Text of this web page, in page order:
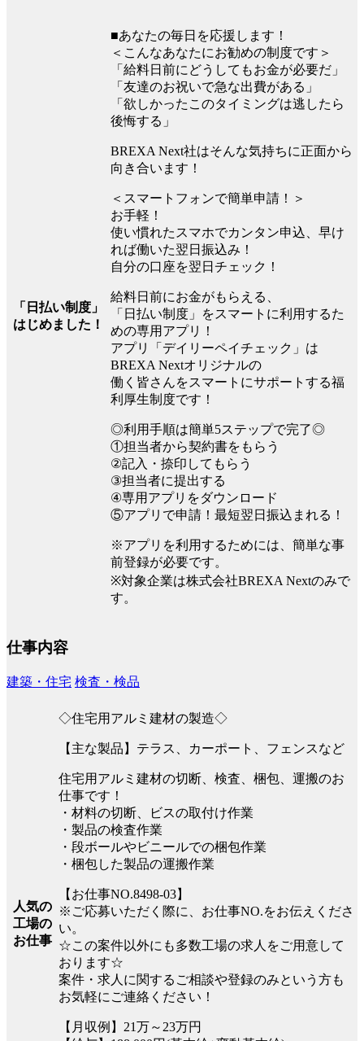
「日払い制度」
はじめました！
■あなたの毎日を応援します！
＜こんなあなたにお勧めの制度です＞
「給料日前にどうしてもお金が必要だ」
「友達のお祝いで急な出費がある」
「欲しかったこのタイミングは逃したら
後悔する」
BREXA Next社はそんな気持ちに正面から
向き合います！
＜スマートフォンで簡単申請！＞
お手軽！
使い慣れたスマホでカンタン申込、早け
れば働いた翌日振込み！
自分の口座を翌日チェック！
給料日前にお金がもらえる、
「日払い制度」をスマートに利用するた
めの専用アプリ！
アプリ「デイリーペイチェック」は
BREXA Nextオリジナルの
働く皆さんをスマートにサポートする福
利厚生制度です！
◎利用手順は簡単5ステップで完了◎
①担当者から契約書をもらう
②記入・捺印してもらう
③担当者に提出する
④専用アプリをダウンロード
⑤アプリで申請！最短翌日振込まれる！
※アプリを利用するためには、簡単な事
前登録が必要です。
※対象企業は株式会社BREXA Nextのみで
す。
仕事内容
建築・住宅 検査・検品
人気の
工場の
お仕事
◇住宅用アルミ建材の製造◇
【主な製品】テラス、カーポート、フェンスなど
住宅用アルミ建材の切断、検査、梱包、運搬のお
仕事です！
・材料の切断、ビスの取付け作業
・製品の検査作業
・段ボールやビニールでの梱包作業
・梱包した製品の運搬作業
【お仕事NO.8498-03】
※ご応募いただく際に、お仕事NO.をお伝えくださ
い。
☆この案件以外にも多数工場の求人をご用意して
おります☆
案件・求人に関するご相談や登録のみという方も
お気軽にご連絡ください！
【月収例】21万～23万円